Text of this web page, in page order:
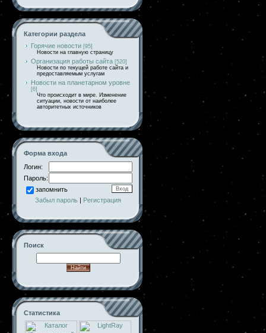
Категории раздела
Горячие новости [95]
Новости на главную страницу
Организация работы сайта [520]
Новости по текущей работе сайта и
предоставляемым услугам
Новости на планетарном уровне
[6]
Что происходит в мире. Изменение
ситуации, новости от наиболее
авторитетных источников
Форма входа
Логин:
Пароль:
запомнить
Забыл пароль | Регистрация
Поиск
Статистика